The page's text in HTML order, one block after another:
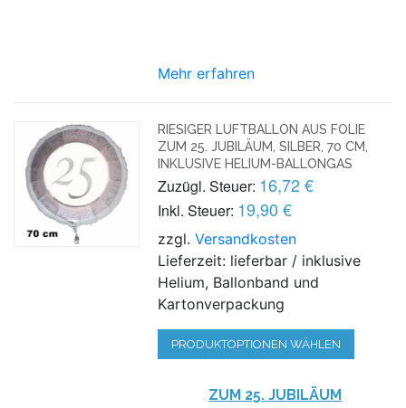
Mehr erfahren
RIESIGER LUFTBALLON AUS FOLIE
ZUM 25. JUBILÄUM, SILBER, 70 CM,
INKLUSIVE HELIUM-BALLONGAS
Zuzügl. Steuer: 16,72 €
Inkl. Steuer: 19,90 €
zzgl.Versandkosten
Lieferzeit: lieferbar / inklusive
Helium, Ballonband und
Kartonverpackung
PRODUKTOPTIONEN WÄHLEN
ZUM 25. JUBILÄUM